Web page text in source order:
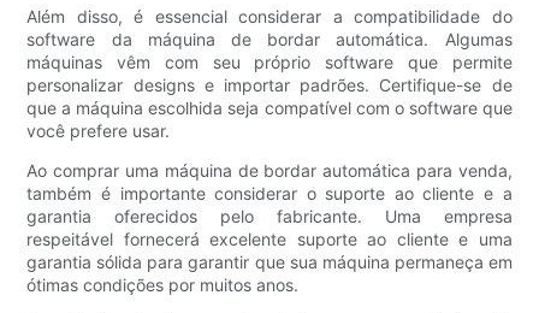
Além disso, é essencial considerar a compatibilidade do
software da máquina de bordar automática. Algumas
máquinas vêm com seu próprio software que permite
personalizar designs e importar padrões. Certifique-se de
que a máquina escolhida seja compatível com o software que
você prefere usar.
Ao comprar uma máquina de bordar automática para venda,
também é importante considerar o suporte ao cliente e a
garantia oferecidos pelo fabricante. Uma empresa
respeitável fornecerá excelente suporte ao cliente e uma
garantia sólida para garantir que sua máquina permaneça em
ótimas condições por muitos anos.